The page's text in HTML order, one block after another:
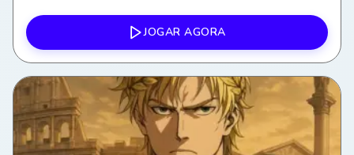
Utilizar o português em situações reais de convivência
escolar. • Desenvolver autonomia para comunicar
necessidades dentro da escola. • Utilizar tecnologias
digitais como ferramenta de aprendizagem.
JOGAR AGORA